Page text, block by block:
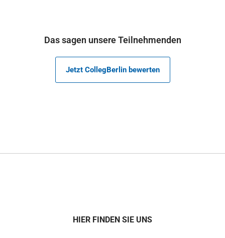
Das sagen unsere Teilnehmenden
Jetzt CollegBerlin bewerten
HIER FINDEN SIE UNS